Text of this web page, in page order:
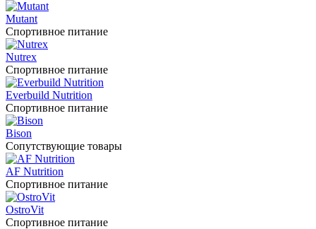
Mutant
Спортивное питание
Nutrex
Спортивное питание
Everbuild Nutrition
Спортивное питание
Bison
Сопутствующие товары
AF Nutrition
Спортивное питание
OstroVit
Спортивное питание